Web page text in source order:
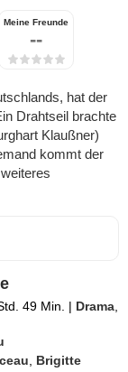
Meine Freunde
--
hat der
Drahtseil brachte
Klaußner)
kommt der
49 Min. | Drama
Brigitte